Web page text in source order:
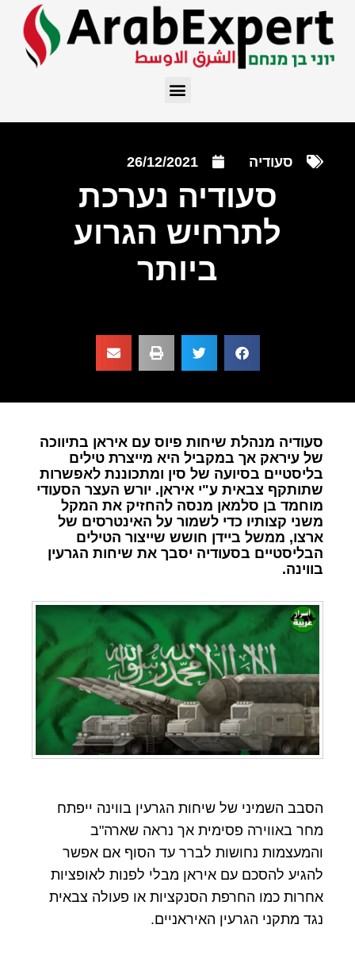
סעודיה 26/12/2021
סעודיה נערכת
לתרחיש הגרוע
ביותר
סעודיה מנהלת שיחות פיוס עם איראן בתיווכה
של עיראק אך במקביל היא מייצרת טילים
בליסטיים בסיועה של סין ומתכוננת לאפשרות
שתותקף צבאית ע"י איראן. יורש העצר הסעודי
מוחמד בן סלמאן מנסה להחזיק את המקל
משני קצותיו כדי לשמור על האינטרסים של
ארצו, ממשל ביידן חושש שייצור הטילים
הבליסטיים בסעודיה יסבך את שיחות הגרעין
בווינה.
הסבב השמיני של שיחות הגרעין בווינה ייפתח
מחר באווירה פסימית אך נראה שארה"ב
והמעצמות נחושות לברר עד הסוף אם אפשר
להגיע להסכם עם איראן מבלי לפנות לאופציות
אחרות כמו החרפת הסנקציות או פעולה צבאית
נגד מתקני הגרעין האיראניים.